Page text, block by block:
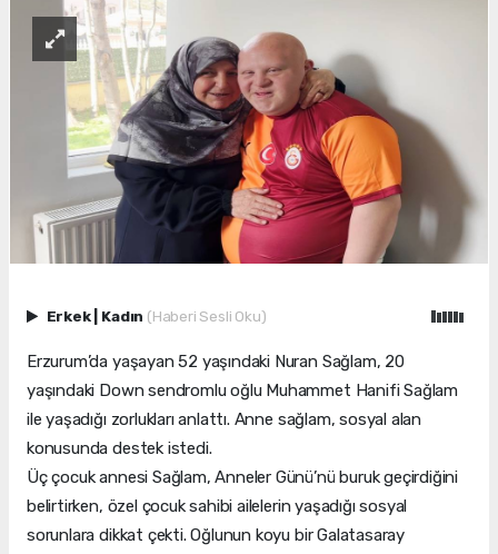
Erkek Kadın (Haberi Sesli Oku)
Erzurum’da yaşayan 52 yaşındaki Nuran Sağlam, 20
yaşındaki Down sendromlu oğlu Muhammet Hanifi Sağlam
ile yaşadığı zorlukları anlattı. Anne sağlam, sosyal alan
konusunda destek istedi.
Üç çocuk annesi Sağlam, Anneler Günü’nü buruk geçirdiğini
belirtirken, özel çocuk sahibi ailelerin yaşadığı sosyal
sorunlara dikkat çekti. Oğlunun koyu bir Galatasaray